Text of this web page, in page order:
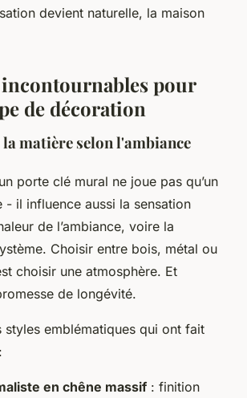
devient naturelle, la maison
incontournables pour
de décoration
matière selon l'ambiance
porte clé mural ne joue pas qu’un
- il influence aussi la sensation
de l’ambiance, voire la
Choisir entre bois, métal ou
choisir une atmosphère. Et
de longévité.
styles emblématiques qui ont fait
en chêne massif : finition